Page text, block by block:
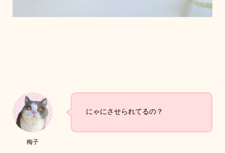
梅子
にゃにさせられてるの？